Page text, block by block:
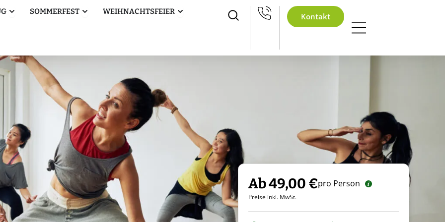
Öffne Betriebsausflug
SOMMERFEST Öffne Sommerfest
WEIHNACHTSFEIER Öffne Weihnachtsfeier
Kontakt
Ab 49,00 €pro Person
Preise inkl. MwSt.